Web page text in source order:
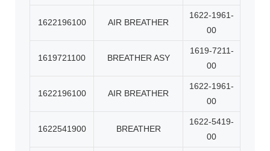
1622196100 AIR BREATHER
1622-1961-
00
1619721100 BREATHER ASY
1619-7211-
00
1622196100 AIR BREATHER
1622-1961-
00
1622541900 BREATHER
1622-5419-
00